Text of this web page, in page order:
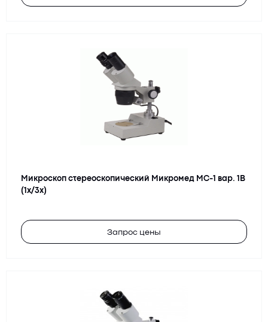
Микроскоп стереоскопический Микромед МС-1 вар. 1B
(1х/3х)
Запрос цены